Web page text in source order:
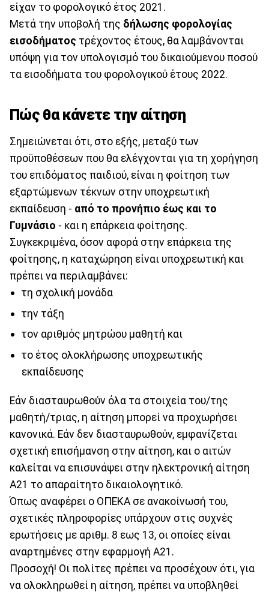
είχαν το φορολογικό έτος 2021.
Μετά την υποβολή της δήλωσης φορολογίας
εισοδήματος τρέχοντος έτους, θα λαμβάνονται
υπόψη για τον υπολογισμό του δικαιούμενου ποσού
τα εισοδήματα του φορολογικού έτους 2022.
Πώς θα κάνετε την αίτηση
Σημειώνεται ότι, στο εξής, μεταξύ των
προϋποθέσεων που θα ελέγχονται για τη χορήγηση
του επιδόματος παιδιού, είναι η φοίτηση των
εξαρτώμενων τέκνων στην υποχρεωτική
εκπαίδευση - από το προνήπιο έως και το
Γυμνάσιο - και η επάρκεια φοίτησης.
Συγκεκριμένα, όσον αφορά στην επάρκεια της
φοίτησης, η καταχώρηση είναι υποχρεωτική και
πρέπει να περιλαμβάνει:
τη σχολική μονάδα
την τάξη
τον αριθμός μητρώου μαθητή και
το έτος ολοκλήρωσης υποχρεωτικής
εκπαίδευσης
Εάν διασταυρωθούν όλα τα στοιχεία του/της
μαθητή/τριας, η αίτηση μπορεί να προχωρήσει
κανονικά. Εάν δεν διασταυρωθούν, εμφανίζεται
σχετική επισήμανση στην αίτηση, και ο αιτών
καλείται να επισυνάψει στην ηλεκτρονική αίτηση
Α21 το απαραίτητο δικαιολογητικό.
Όπως αναφέρει ο ΟΠΕΚΑ σε ανακοίνωσή του,
σχετικές πληροφορίες υπάρχουν στις συχνές
ερωτήσεις με αριθμ. 8 εως 13, οι οποίες είναι
αναρτημένες στην εφαρμογή Α21.
Προσοχή! Οι πολίτες πρέπει να προσέχουν ότι, για
να ολοκληρωθεί η αίτηση, πρέπει να υποβληθεί